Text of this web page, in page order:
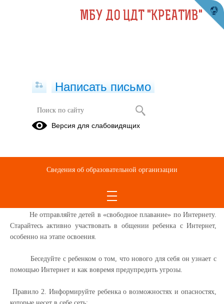
Рекомендации для родителей по
организации безопасной работы в
Не отправляйте детей в «свободное плавание» по Интернету.
Старайтесь активно участвовать в общении ребенка с Интернет,
особенно на этапе освоения.
Беседуйте с ребенком о том, что нового для себя он узнает с
помощью Интернет и как вовремя предупредить угрозы.
Правило 2. Информируйте ребенка о возможностях и опасностях,
МБУ ДО ЦДТ "КРЕАТИВ"
Написать письмо
Версия для слабовидящих
Сведения об образовательной организации